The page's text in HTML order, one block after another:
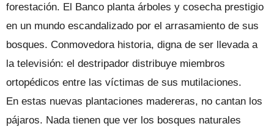
forestación. El Banco planta árboles y cosecha prestigio
en un mundo escandalizado por el arrasamiento de sus
bosques. Conmovedora historia, digna de ser llevada a
la televisión: el destripador distribuye miembros
ortopédicos entre las víctimas de sus mutilaciones.
En estas nuevas plantaciones madereras, no cantan los
pájaros. Nada tienen que ver los bosques naturales